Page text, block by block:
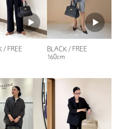
お気に入りに入れていた商品でし
いたことに気付いて即カートIN。
思っていたより大きめで、荷物の
ショルダーにも出来るので途中で
ので、ちょっと重さが気になった
/ FREE
BLACK / FREE
160cm